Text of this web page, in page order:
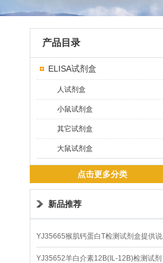
产品目录
ELISA试剂盒
人试剂盒
小鼠试剂盒
其它试剂盒
大鼠试剂盒
点击更多分类
新品推荐
YJ35665猴肌钙蛋白T检测试剂盒提供说
明书
YJ35652羊白介素12B(IL-12B)检测试剂